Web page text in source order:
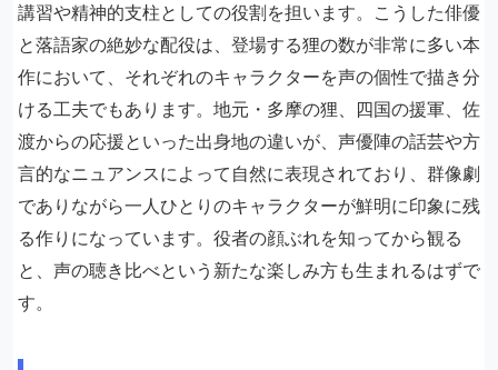
講習や精神的支柱としての役割を担います。こうした俳優
と落語家の絶妙な配役は、登場する狸の数が非常に多い本
作において、それぞれのキャラクターを声の個性で描き分
ける工夫でもあります。地元・多摩の狸、四国の援軍、佐
渡からの応援といった出身地の違いが、声優陣の話芸や方
言的なニュアンスによって自然に表現されており、群像劇
でありながら一人ひとりのキャラクターが鮮明に印象に残
る作りになっています。役者の顔ぶれを知ってから観る
と、声の聴き比べという新たな楽しみ方も生まれるはずで
す。